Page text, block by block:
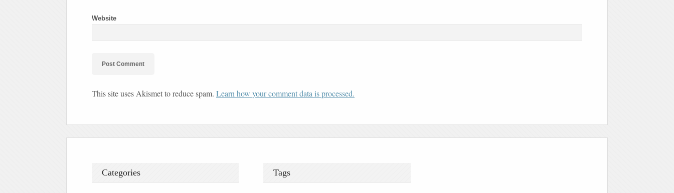
Website
This site uses Akismet to reduce spam. Learn how your comment data is processed.
Categories Tags